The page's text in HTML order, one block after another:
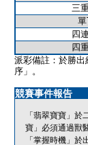
三
單
四
四
派彩備註：於勝
序」。
競賽事件報告
「翡翠寶寶」
寶」必須通過獸
「掌握時機」